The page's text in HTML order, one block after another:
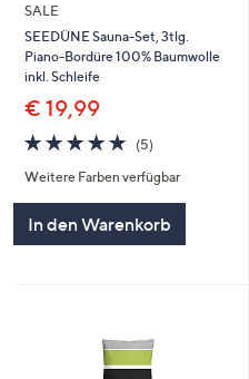
SALE
SEEDÜNE Sauna-Set, 3tlg.
Piano-Bordüre 100% Baumwolle
inkl. Schleife
€ 19,99
5.0
von
5
(5)5
Weitere Farben verfügbar
In den Warenkorb